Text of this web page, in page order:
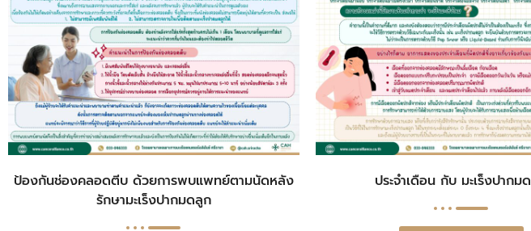
ป้องกันช่องคลอดตีบ ด้วยการพบแพทย์ตามนัดหลัง
รักษามะเร็งปากมดลูก
ประจำเดือน กับ มะเร็งปากม